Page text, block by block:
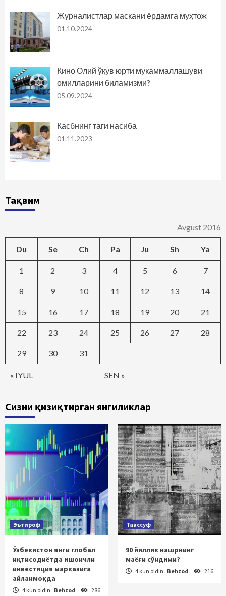
Журналистлар маскани ёрдамга муҳтож
01.10.2024
Кино Олий ўқув юрти мукаммаллашуви
омилларини биламизми?
05.09.2024
Касбнинг таги насиба
01.11.2023
Тақвим
Avgust 2016
Du Se Ch Pa Ju Sh Ya
« IYUL SEN »
1 2 3 4 5 6 7
8 9 10 11 12 13 14
15 16 17 18 19 20 21
22 23 24 25 26 27 28
29 30 31
Сизни қизиқтирган янгиликлар
Эътироф
Ўзбекистон янги глобал
иқтисодиётда ишончли
инвестиция марказига
айланмоқда
4 kun oldin Behzod 286
Таассуф
90 йиллик нашрнинг
маёғи сўндими?
4 kun oldin Behzod 216